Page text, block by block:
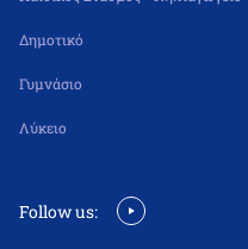
Δημοτικό
Γυμνάσιο
Λύκειο
Follow us: